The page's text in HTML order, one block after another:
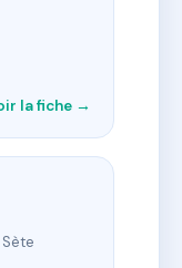
la fiche →